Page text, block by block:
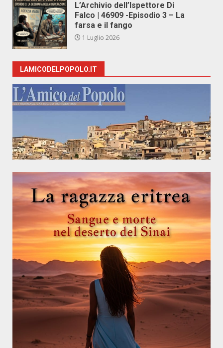
L’Archivio dell’Ispettore Di
Falco | 46909 -Episodio 3 – La
farsa e il fango
1 Luglio 2026
LAMICODELPOPOLO.IT